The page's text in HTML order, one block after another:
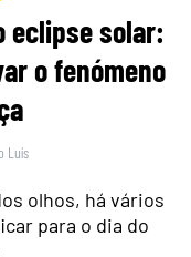
eclipse solar:
o fenómeno
Luís
olhos, há vários
para o dia do